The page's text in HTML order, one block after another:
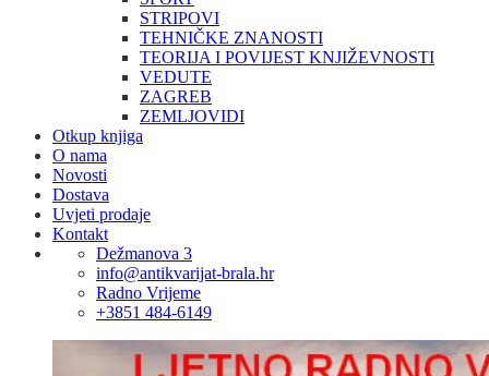
STRIPOVI
TEHNIČKE ZNANOSTI
TEORIJA I POVIJEST KNJIŽEVNOSTI
VEDUTE
ZAGREB
ZEMLJOVIDI
Otkup knjiga
O nama
Novosti
Dostava
Uvjeti prodaje
Kontakt
Dežmanova 3
info@antikvarijat-brala.hr
Radno Vrijeme
+3851 484-6149